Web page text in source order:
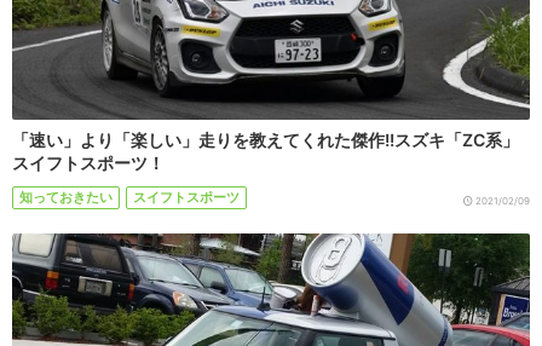
「速い」より「楽しい」走りを教えてくれた傑作!!スズキ「ZC系」
スイフトスポーツ！
知っておきたい スイフトスポーツ 2021/02/09